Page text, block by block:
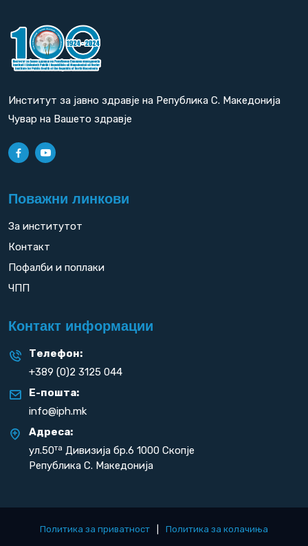
Институт за јавно здравје на Република С. Македонија
Чувар на Вашето здравје
Поважни линкови
За институтот
Контакт
Пофалби и поплаки
ЧПП
Контакт информации
Телефон:
+389 (0)2 3125 044
Е-пошта:
info@iph.mk
Адреса:
ул.50та Дивизија бр.6 1000 Скопје
Република С. Македонија
Политика за приватност Политика за колачиња